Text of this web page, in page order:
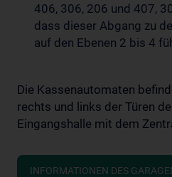
406, 306, 206 und 407,
dass dieser Abgang zu
auf den Ebenen 2 bis 4
Die Kassenautomaten
rechts und links der Türen
Eingangshalle mit dem
INFORMATIONEN DES